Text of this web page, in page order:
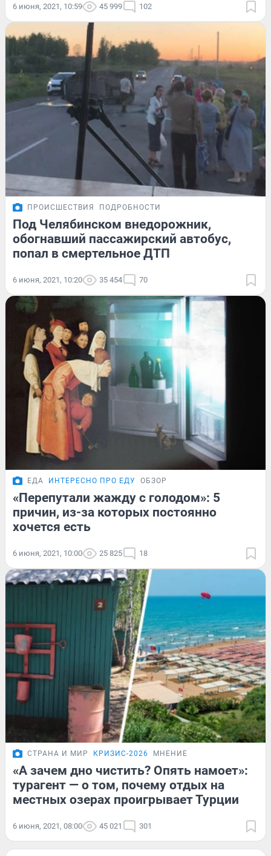
6 июня, 2021, 10:59 45 999 102
ПРОИСШЕСТВИЯ ПОДРОБНОСТИ
Под Челябинском внедорожник,
обогнавший пассажирский автобус,
попал в смертельное ДТП
6 июня, 2021, 10:20 35 454 70
ЕДА ИНТЕРЕСНО ПРО ЕДУ ОБЗОР
«Перепутали жажду с голодом»: 5
причин, из-за которых постоянно
хочется есть
6 июня, 2021, 10:00 25 825 18
СТРАНА И МИР КРИЗИС-2026 МНЕНИЕ
«А зачем дно чистить? Опять намоет»:
турагент — о том, почему отдых на
местных озерах проигрывает Турции
6 июня, 2021, 08:00 45 021 301